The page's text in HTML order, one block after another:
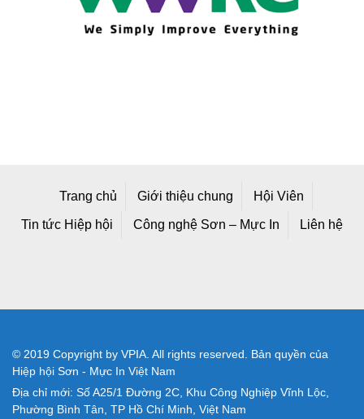
Trang chủ Giới thiệu chung Hội Viên
Tin tức Hiệp hội Công nghệ Sơn – Mực In Liên hệ
© 2019 Copyright by VPIA. All rights reserved. Bản quyền của
Hiệp hội Sơn - Mực In Việt Nam
Địa chỉ mới: Số A25/1 Đường 2C, Khu Công Nghiệp Vĩnh Lộc,
Phường Bình Tân, TP Hồ Chí Minh, Việt Nam